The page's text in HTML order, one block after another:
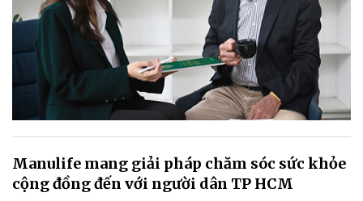
Manulife mang giải pháp chăm sóc sức khỏe
cộng đồng đến với người dân TP HCM